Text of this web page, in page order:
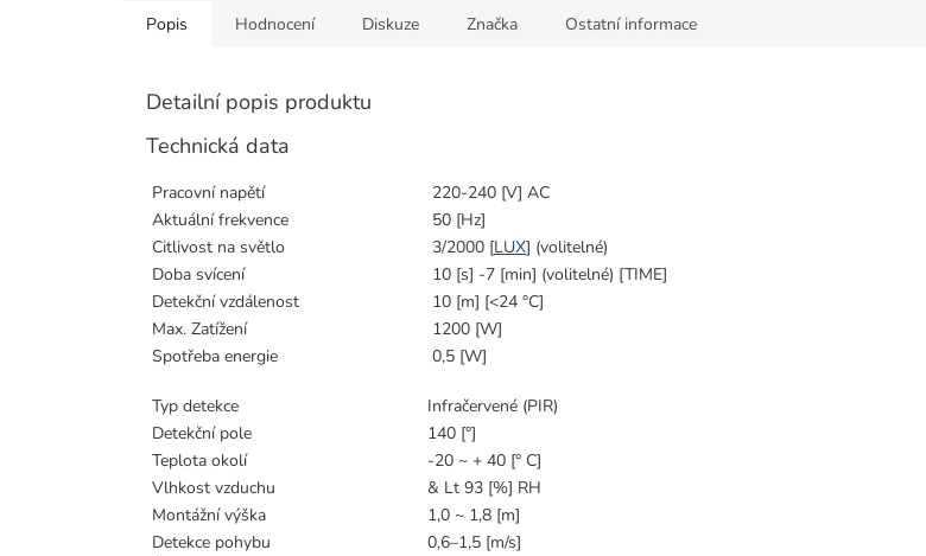
Popis Hodnocení Diskuze Značka Ostatní informace
Detailní popis produktu
Technická data
Pracovní napětí
220-240 [V] AC
Aktuální frekvence
50 [Hz]
Citlivost na světlo
3/2000 [LUX] (volitelné)
Doba svícení
10 [s] -7 [min] (volitelné) [TIME]
Detekční vzdálenost
10 [m] [<24 °C]
Max. Zatížení
1200 [W]
Spotřeba energie
0,5 [W]
Typ detekce
Infračervené (PIR)
Detekční pole
140 [°]
Teplota okolí
-20 ~ + 40 [° C]
Vlhkost vzduchu
& Lt 93 [%] RH
Montážní výška
1,0 ~ 1,8 [m]
Detekce pohybu
0,6–1,5 [m/s]